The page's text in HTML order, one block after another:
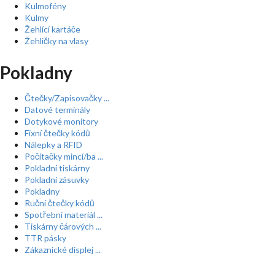
Kulmofény
Kulmy
Žehlící kartáče
Žehličky na vlasy
Pokladny
Čtečky/Zapisovačky ...
Datové terminály
Dotykové monitory
Fixní čtečky kódů
Nálepky a RFID
Počítačky mincí/ba ...
Pokladní tiskárny
Pokladní zásuvky
Pokladny
Ruční čtečky kódů
Spotřební materiál ...
Tiskárny čárových ...
TTR pásky
Zákaznické displej ...